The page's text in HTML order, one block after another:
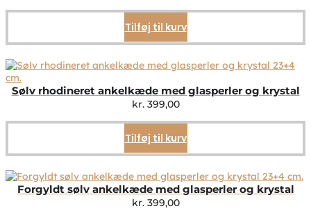
Tilføj til kurv
Sølv rhodineret ankelkæde med glasperler og krystal
kr.399,00
Tilføj til kurv
Forgyldt sølv ankelkæde med glasperler og krystal
kr.399,00